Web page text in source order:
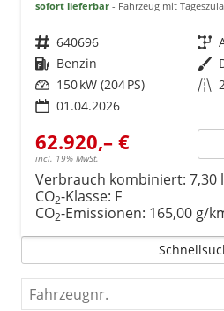
sofort lieferbar Fahrzeug mit
Fahrzeugnr. 640696 Getriebe
Kraftstoff Benzin Außenfarbe
Leistung 150 kW (204 PS) Kilometerstand
01.04.2026
62.920,– €
incl. 19% MwSt.
Verbrauch kombiniert: 7,30
CO2-Klasse: F
CO2-Emissionen: 165,00 g/
Fahrzeugnr.